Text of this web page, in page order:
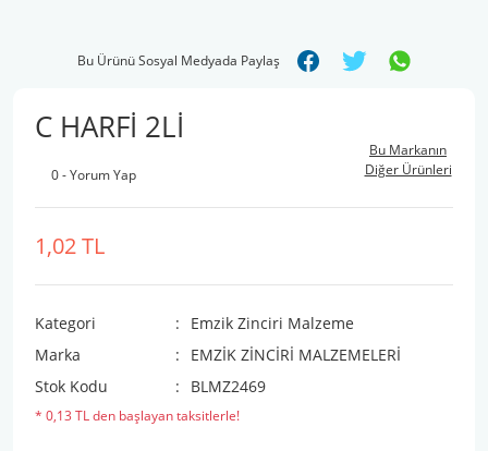
Bu Ürünü Sosyal Medyada Paylaş
C HARFİ 2Lİ
0 - Yorum Yap
Bu Markanın
Diğer Ürünleri
1,02 TL
Kategori
Emzik Zinciri Malzeme
Marka
EMZİK ZİNCİRİ MALZEMELERİ
Stok Kodu
BLMZ2469
* 0,13 TL den başlayan taksitlerle!